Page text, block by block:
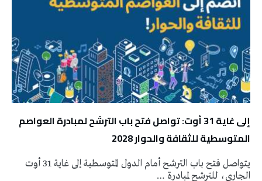
إلى غاية 31 أوت: تواصل فتح باب الترشح لمبادرة العواصم
المتوسطية للثقافة والحوار 2028
يتواصل فتح باب الترشح أمام الدول المتوسطية إلى غاية 31 أوت
الجاري، للترشح لمبادرة …